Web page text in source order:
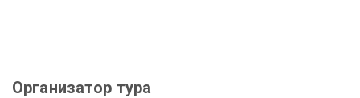
Организатор тура